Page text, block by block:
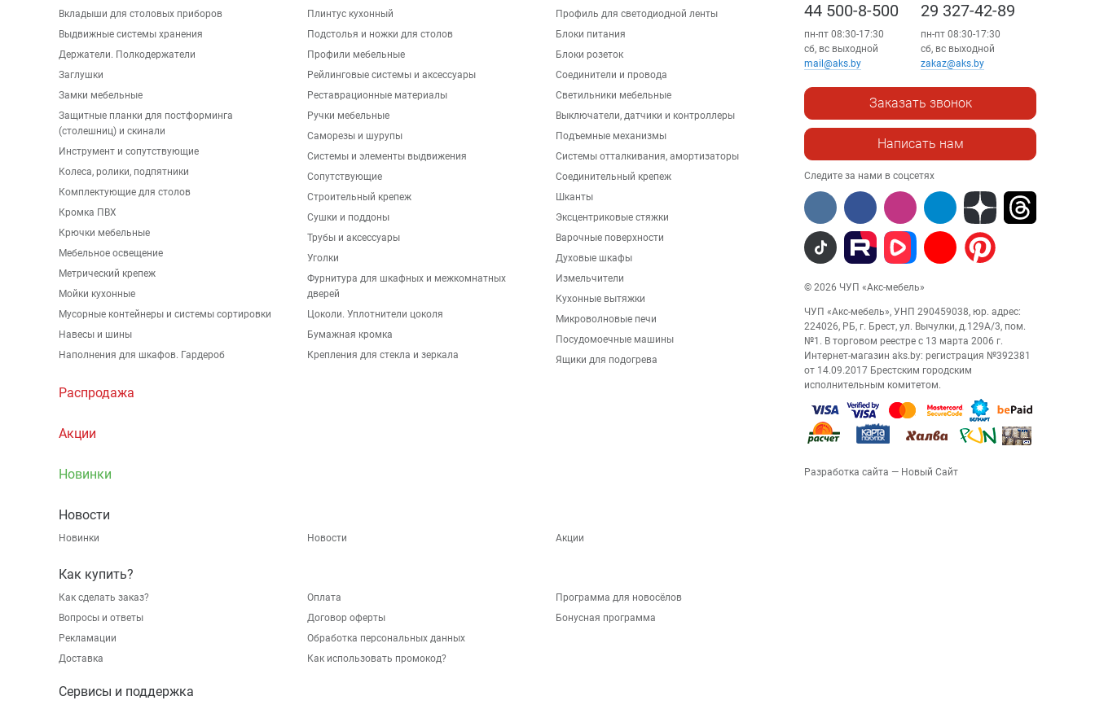
Вкладыши для столовых приборов
Выдвижные системы хранения
Держатели. Полкодержатели
Заглушки
Замки мебельные
Защитные планки для постформинга
(столешниц) и скинали
Инструмент и сопутствующие
Колеса, ролики, подпятники
Комплектующие для столов
Кромка ПВХ
Крючки мебельные
Мебельное освещение
Метрический крепеж
Мойки кухонные
Мусорные контейнеры и системы сортировки
Навесы и шины
Наполнения для шкафов. Гардероб
Плинтус кухонный
Подстолья и ножки для столов
Профили мебельные
Рейлинговые системы и аксессуары
Реставрационные материалы
Ручки мебельные
Саморезы и шурупы
Системы и элементы выдвижения
Сопутствующие
Строительный крепеж
Сушки и поддоны
Трубы и аксессуары
Уголки
Фурнитура для шкафных и межкомнатных
дверей
Цоколи. Уплотнители цоколя
Бумажная кромка
Крепления для стекла и зеркала
Профиль для светодиодной ленты
Блоки питания
Блоки розеток
Соединители и провода
Светильники мебельные
Выключатели, датчики и контроллеры
Подъемные механизмы
Системы отталкивания, амортизаторы
Соединительный крепеж
Шканты
Эксцентриковые стяжки
Варочные поверхности
Духовые шкафы
Измельчители
Кухонные вытяжки
Микроволновые печи
Посудомоечные машины
Ящики для подогрева
Распродажа
Акции
Новинки
Новости
Новинки Новости Акции
Как купить?
Как сделать заказ?
Вопросы и ответы
Рекламации
Доставка
Оплата
Договор оферты
Обработка персональных данных
Как использовать промокод?
Программа для новосёлов
Бонусная программа
Сервисы и поддержка
44 500-8-500
пн-пт 08:30-17:30
сб, вс выходной
mail@aks.by
29 327-42-89
пн-пт 08:30-17:30
сб, вс выходной
zakaz@aks.by
Заказать звонок
Написать нам
Следите за нами в соцсетях
© 2026 ЧУП «Акс-мебель»
ЧУП «Акс-мебель», УНП 290459038, юр. адрес:
224026, РБ, г. Брест, ул. Вычулки, д.129А/3, пом.
№1. В торговом реестре с 13 марта 2006 г.
Интернет-магазин aks.by: регистрация №392381
от 14.09.2017 Брестским городским
исполнительным комитетом.
Разработка сайта — Новый Сайт